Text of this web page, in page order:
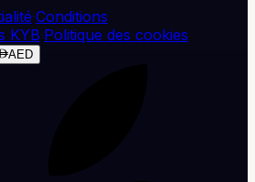
·Conditions
KYB·Politique des cookies
AED